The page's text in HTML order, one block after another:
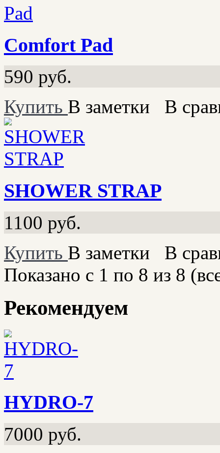
Comfort Pad
590 руб.
Купить В заметки В
SHOWER STRAP
1100 руб.
Купить В заметки
В
Показано с 1 по 8 из 8
Рекомендуем
HYDRO-7
7000 руб.